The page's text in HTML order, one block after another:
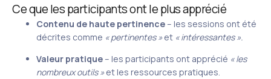
Ce que les participants ont le plus apprécié
Contenu de haute pertinence – les sessions ont été
décrites comme « pertinentes » et « intéressantes ».
Valeur pratique – les participants ont apprécié « les
nombreux outils » et les ressources pratiques.